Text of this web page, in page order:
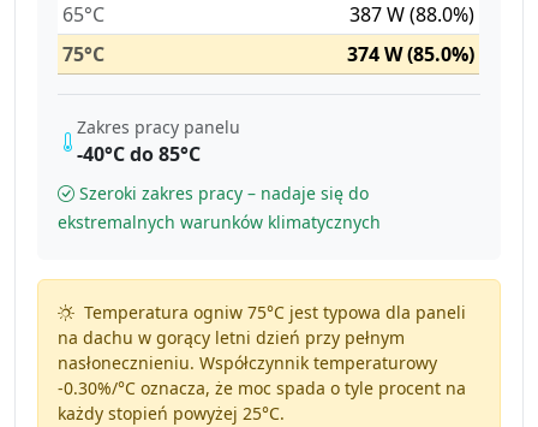
65°C
387 W (88.0%)
75°C
374 W (85.0%)
Zakres pracy panelu
-40°C do 85°C
Szeroki zakres pracy – nadaje się do
ekstremalnych warunków klimatycznych
Temperatura ogniw 75°C jest typowa dla paneli
na dachu w gorący letni dzień przy pełnym
nasłonecznieniu. Współczynnik temperaturowy
-0.30%/°Coznacza, że moc spada o tyle procent na
każdy stopień powyżej 25°C.